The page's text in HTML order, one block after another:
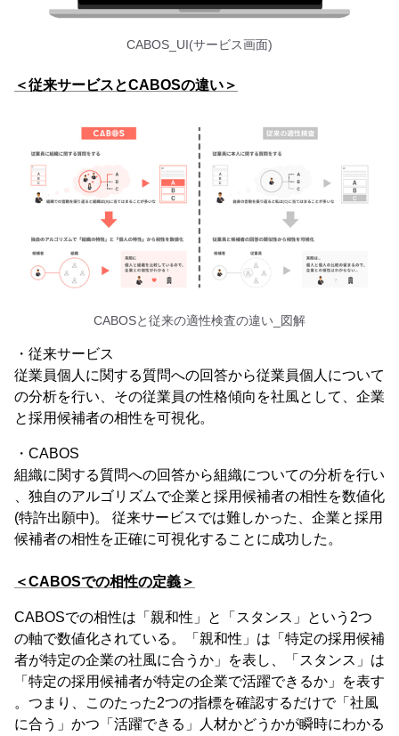
CABOS_UI(サービス画面)
＜従来サービスとCABOSの違い＞
CABOSと従来の適性検査の違い_図解
・従来サービス
従業員個人に関する質問への回答から従業員個人について
の分析を行い、その従業員の性格傾向を社風として、企業
と採用候補者の相性を可視化。
・CABOS
組織に関する質問への回答から組織についての分析を行い
、独自のアルゴリズムで企業と採用候補者の相性を数値化
(特許出願中)。 従来サービスでは難しかった、企業と採用
候補者の相性を正確に可視化することに成功した。
＜CABOSでの相性の定義＞
CABOSでの相性は「親和性」と「スタンス」という2つ
の軸で数値化されている。「親和性」は「特定の採用候補
者が特定の企業の社風に合うか」を表し、「スタンス」は
「特定の採用候補者が特定の企業で活躍できるか」を表す
。つまり、このたった2つの指標を確認するだけで「社風
に合う」かつ「活躍できる」人材かどうかが瞬時にわかる